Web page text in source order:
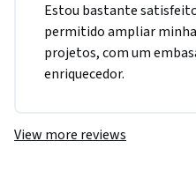
Estou bastante
permitido ampliar
projetos, com um
enriquecedor.
View more reviews